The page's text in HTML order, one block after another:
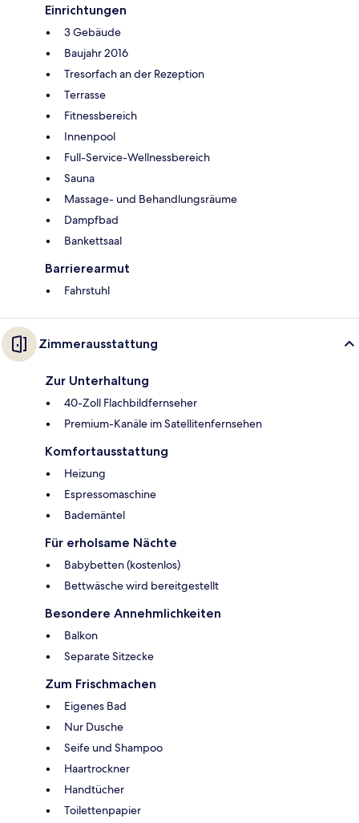
Einrichtungen
3 Gebäude
Baujahr 2016
Tresorfach an der Rezeption
Terrasse
Fitnessbereich
Innenpool
Full-Service-Wellnessbereich
Sauna
Massage- und Behandlungsräume
Dampfbad
Bankettsaal
Barrierearmut
Fahrstuhl
Zimmerausstattung
Zur Unterhaltung
40-Zoll Flachbildfernseher
Premium-Kanäle im Satellitenfernsehen
Komfortausstattung
Heizung
Espressomaschine
Bademäntel
Für erholsame Nächte
Babybetten (kostenlos)
Bettwäsche wird bereitgestellt
Besondere Annehmlichkeiten
Balkon
Separate Sitzecke
Zum Frischmachen
Eigenes Bad
Nur Dusche
Seife und Shampoo
Haartrockner
Handtücher
Toilettenpapier